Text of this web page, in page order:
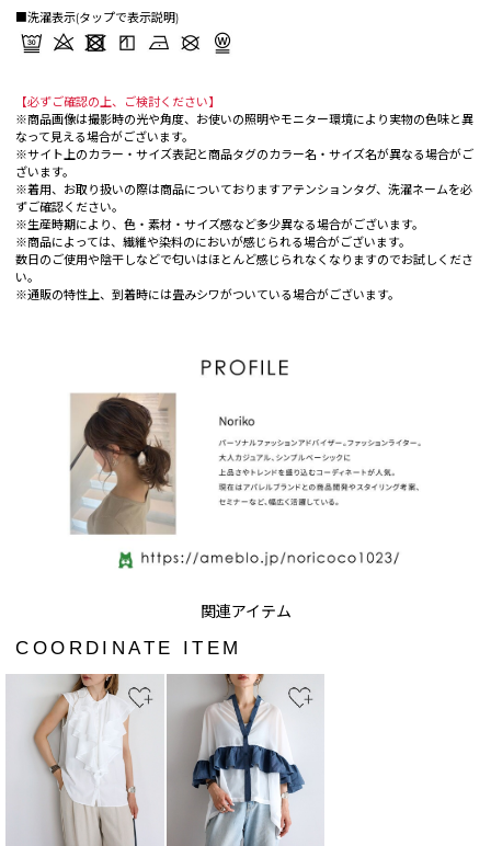
■洗濯表示(タップで表示説明)
【必ずご確認の上、ご検討ください】
※商品画像は撮影時の光や角度、お使いの照明やモニター環境により実物の色味と異
なって見える場合がございます。
※サイト上のカラー・サイズ表記と商品タグのカラー名・サイズ名が異なる場合がご
ざいます。
※着用、お取り扱いの際は商品についておりますアテンションタグ、洗濯ネームを必
ずご確認ください。
※生産時期により、色・素材・サイズ感など多少異なる場合がございます。
※商品によっては、繊維や染料のにおいが感じられる場合がございます。
数日のご使用や陰干しなどで匂いはほとんど感じられなくなりますのでお試しくださ
い。
※通販の特性上、到着時には畳みシワがついている場合がございます。
COORDINATE ITEM